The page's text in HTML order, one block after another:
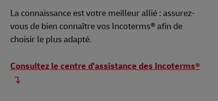
La connaissance est votre meilleur allié : assurez-
vous de bien connaître vos Incoterms® afin de
choisir le plus adapté.
Consultez le centre d'assistance des Incoterms®